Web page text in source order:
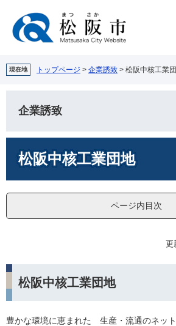
現在地 トップページ > 企業誘致 > 松阪中核工業
企業誘致
松阪中核工業団地
ページ内目次
更
松阪中核工業団地
豊かな環境に恵まれた 生産・流通のネッ